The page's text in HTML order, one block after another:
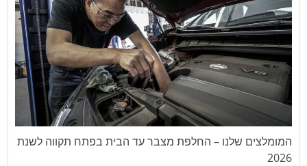
המומלצים שלנו – החלפת מצבר עד הבית בפתח תקווה לשנת
2026